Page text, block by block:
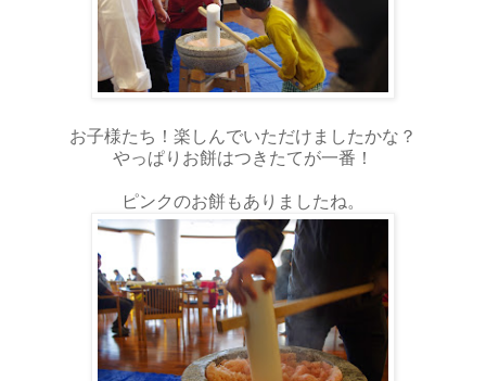
お子様たち！楽しんでいただけましたかな？
やっぱりお餅はつきたてが一番！
ピンクのお餅もありましたね。